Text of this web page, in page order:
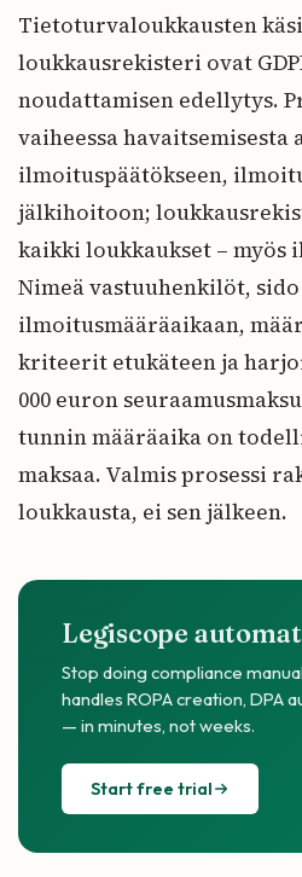
Tietoturvaloukkausten
loukkausrekisteri ovat
noudattamisen edellytys.
vaiheessa
ilmoituspäätökseen,
jälkihoitoon;
kaikki loukkaukset –
Nimeä vastuuhenkilöt,
ilmoitusmääräaikaan,
kriteerit etukäteen ja
000 euron
tunnin määräaika on
maksaa. Valmis prosessi
loukkausta, ei sen jälkeen.
Legiscope
Stop doing compliance
handles ROPA creation, DPA
— in minutes, not weeks.
Start free trial